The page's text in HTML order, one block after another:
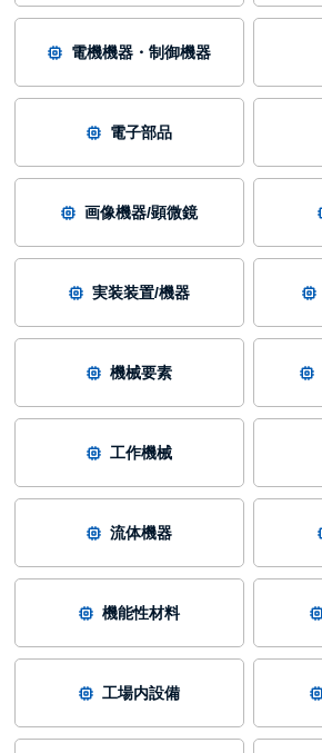
電機機器・制御機器
電子部品
画像機器/顕微鏡
実装装置/機器
機械要素
工作機械
流体機器
機能性材料
工場内設備